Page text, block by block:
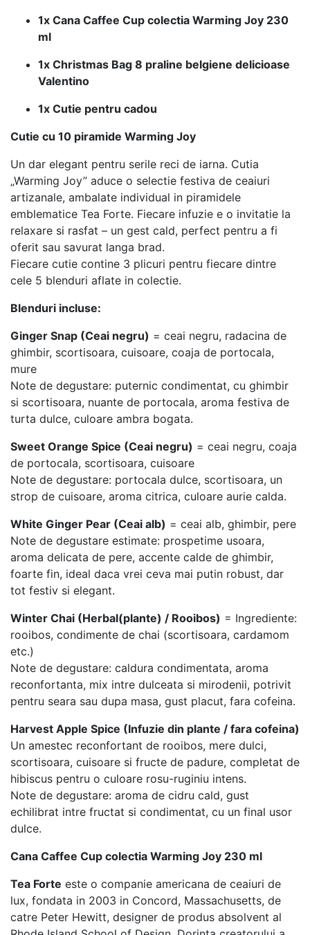
1x Cana Caffee Cup colectia Warming Joy 230
ml
1x Christmas Bag 8 praline belgiene delicioase
Valentino
1x Cutie pentru cadou
Cutie cu 10 piramide Warming Joy
Un dar elegant pentru serile reci de iarna. Cutia
„Warming Joy” aduce o selectie festiva de ceaiuri
artizanale, ambalate individual in piramidele
emblematice Tea Forte. Fiecare infuzie e o invitatie la
relaxare si rasfat – un gest cald, perfect pentru a fi
oferit sau savurat langa brad.
Fiecare cutie contine 3 plicuri pentru fiecare dintre
cele 5 blenduri aflate in colectie.
Blenduri incluse:
Ginger Snap (Ceai negru) = ceai negru, radacina de
ghimbir, scortisoara, cuisoare, coaja de portocala,
mure
Note de degustare: puternic condimentat, cu ghimbir
si scortisoara, nuante de portocala, aroma festiva de
turta dulce, culoare ambra bogata.
Sweet Orange Spice (Ceai negru) = ceai negru, coaja
de portocala, scortisoara, cuisoare
Note de degustare: portocala dulce, scortisoara, un
strop de cuisoare, aroma citrica, culoare aurie calda.
White Ginger Pear (Ceai alb) = ceai alb, ghimbir, pere
Note de degustare estimate: prospetime usoara,
aroma delicata de pere, accente calde de ghimbir,
foarte fin, ideal daca vrei ceva mai putin robust, dar
tot festiv si elegant.
Winter Chai (Herbal(plante) / Rooibos) = Ingrediente:
rooibos, condimente de chai (scortisoara, cardamom
etc.)
Note de degustare: caldura condimentata, aroma
reconfortanta, mix intre dulceata si mirodenii, potrivit
pentru seara sau dupa masa, gust placut, fara cofeina.
Harvest Apple Spice (Infuzie din plante / fara cofeina)
Un amestec reconfortant de rooibos, mere dulci,
scortisoara, cuisoare si fructe de padure, completat de
hibiscus pentru o culoare rosu-ruginiu intens.
Note de degustare: aroma de cidru cald, gust
echilibrat intre fructat si condimentat, cu un final usor
dulce.
Cana Caffee Cup colectia Warming Joy 230 ml
Tea Forte este o companie americana de ceaiuri de
lux, fondata in 2003 in Concord, Massachusetts, de
catre Peter Hewitt, designer de produs absolvent al